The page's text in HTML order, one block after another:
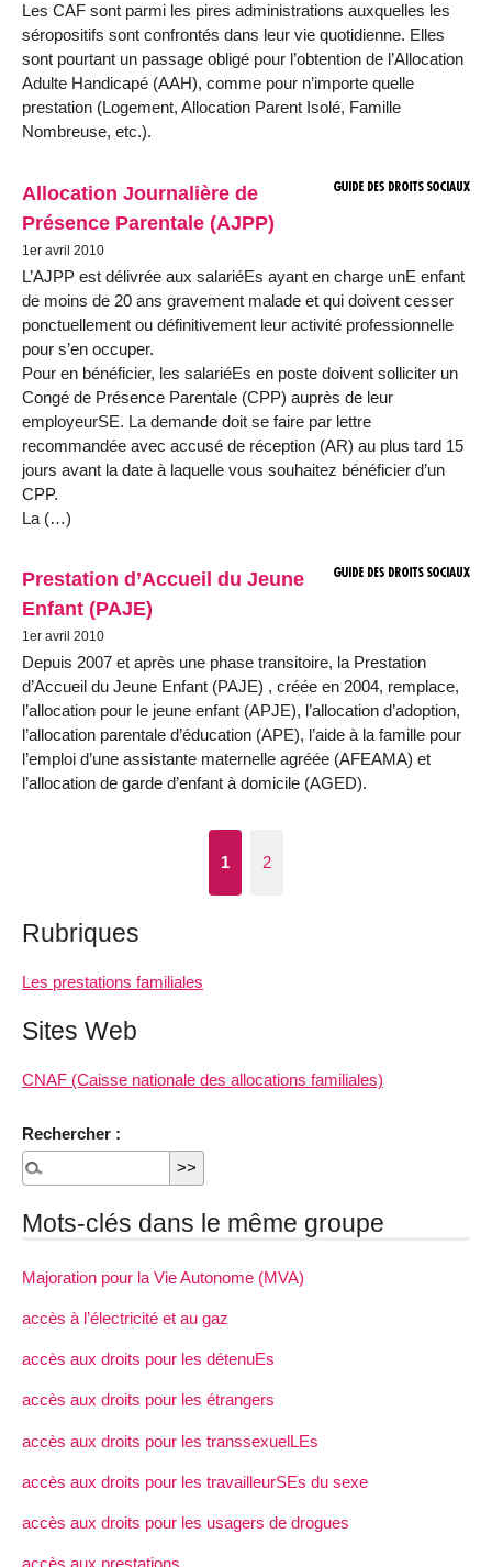
Les CAF sont parmi les pires administrations auxquelles les
séropositifs sont confrontés dans leur vie quotidienne. Elles
sont pourtant un passage obligé pour l’obtention de l’Allocation
Adulte Handicapé (AAH), comme pour n’importe quelle
prestation (Logement, Allocation Parent Isolé, Famille
Nombreuse, etc.).
Allocation Journalière de
Présence Parentale (AJPP)
1er avril 2010
L’AJPP est délivrée aux salariéEs ayant en charge unE enfant
de moins de 20 ans gravement malade et qui doivent cesser
ponctuellement ou définitivement leur activité professionnelle
pour s’en occuper.
Pour en bénéficier, les salariéEs en poste doivent solliciter un
Congé de Présence Parentale (CPP) auprès de leur
employeurSE. La demande doit se faire par lettre
recommandée avec accusé de réception (AR) au plus tard 15
jours avant la date à laquelle vous souhaitez bénéficier d’un
CPP.
La (…)
Prestation d’Accueil du Jeune
Enfant (PAJE)
1er avril 2010
Depuis 2007 et après une phase transitoire, la Prestation
d’Accueil du Jeune Enfant (PAJE) , créée en 2004, remplace,
l’allocation pour le jeune enfant (APJE), l’allocation d’adoption,
l’allocation parentale d’éducation (APE), l’aide à la famille pour
l’emploi d’une assistante maternelle agréée (AFEAMA) et
l’allocation de garde d’enfant à domicile (AGED).
1 2
Rubriques
Les prestations familiales
Sites Web
CNAF (Caisse nationale des allocations familiales)
Rechercher :
Mots-clés dans le même groupe
Majoration pour la Vie Autonome (MVA)
accès à l’électricité et au gaz
accès aux droits pour les détenuEs
accès aux droits pour les étrangers
accès aux droits pour les transsexuelLEs
accès aux droits pour les travailleurSEs du sexe
accès aux droits pour les usagers de drogues
accès aux prestations